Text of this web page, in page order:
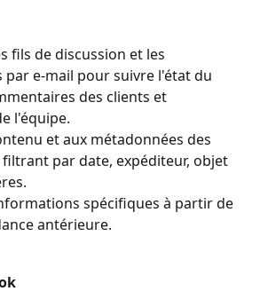
fils de discussion et les
par e-mail pour suivre l'état du
des clients et
l'équipe.
et aux métadonnées des
filtrant par date, expéditeur, objet
spécifiques à partir de
antérieure.